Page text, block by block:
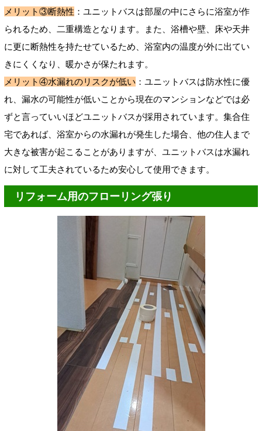
メリット③断熱性 ：ユニットバスは部屋の中にさらに浴室が作
られるため、二重構造となります。また、浴槽や壁、床や天井
に更に断熱性を持たせているため、浴室内の温度が外に出てい
きにくくなり、暖かさが保たれます。
メリット④水漏れのリスクが低い ：ユニットバスは防水性に優
れ、漏水の可能性が低いことから現在のマンションなどでは必
ずと言っていいほどユニットバスが採用されています。集合住
宅であれば、浴室からの水漏れが発生した場合、他の住人まで
大きな被害が起こることがありますが、ユニットバスは水漏れ
に対して工夫されているため安心して使用できます。
リフォーム用のフローリング張り